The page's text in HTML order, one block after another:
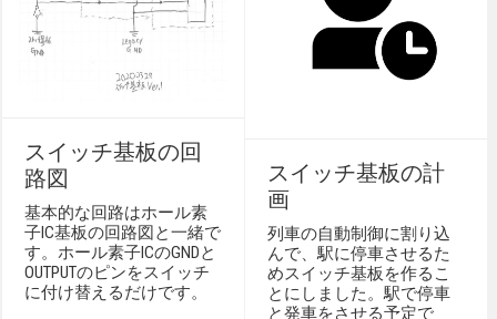
スイッチ基板の回
路図
基本的な回路はホール素
子IC基板の回路図と一緒で
す。ホール素子ICのGNDと
OUTPUTのピンをスイッチ
に付け替えるだけです。
スイッチ基板の計
画
列車の自動制御に割り込
んで、駅に停車させるた
めスイッチ基板を作るこ
とにしました。駅で停車
と発車をさせる予定で